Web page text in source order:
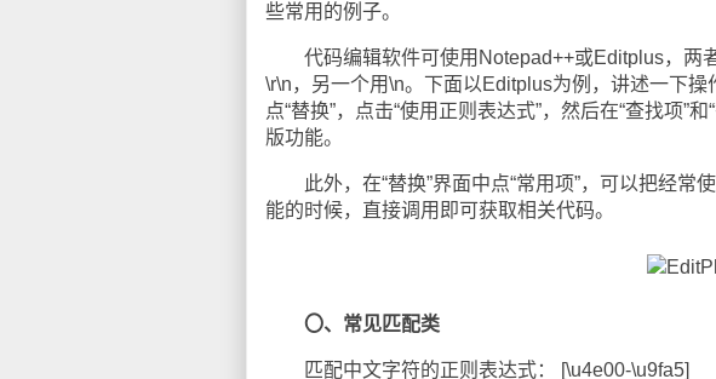
些常用的例子。
代码编辑软件可使用Notepad++或Editplus，两
\r\n，另一个用\n。下面以Editplus为例，讲述一下
点“替换”，点击“使用正则表达式”，然后在“查找项”
版功能。
此外，在“替换”界面中点“常用项”，可以把经常
能的时候，直接调用即可获取相关代码。
〇、常见匹配类
匹配中文字符的正则表达式： [\u4e00-\u9fa5]